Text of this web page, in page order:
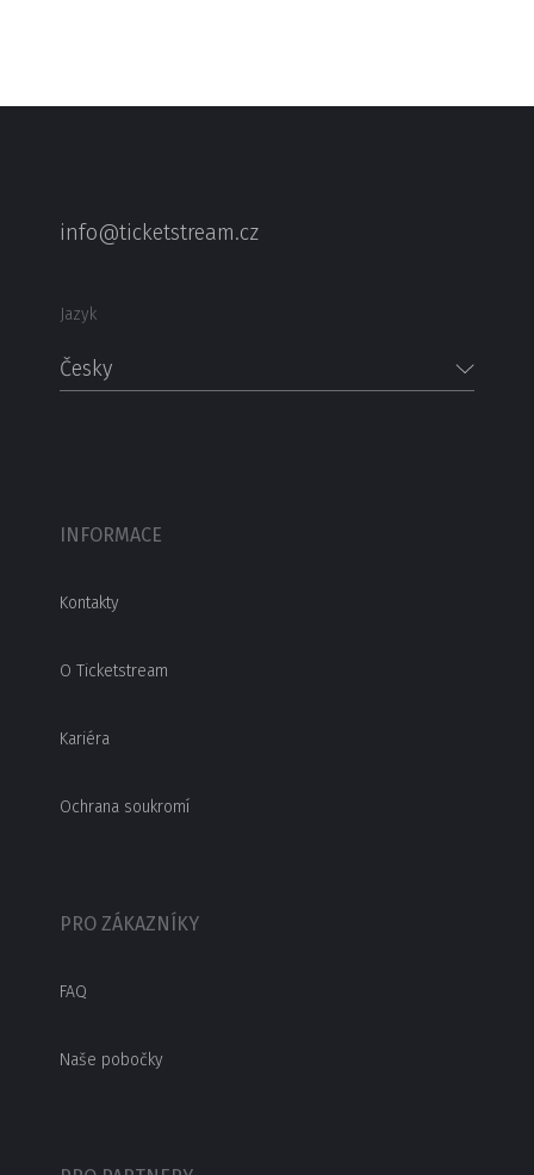
info@ticketstream.cz
Jazyk
Česky
INFORMACE
Kontakty
O Ticketstream
Kariéra
Ochrana soukromí
PRO ZÁKAZNÍKY
FAQ
Naše pobočky